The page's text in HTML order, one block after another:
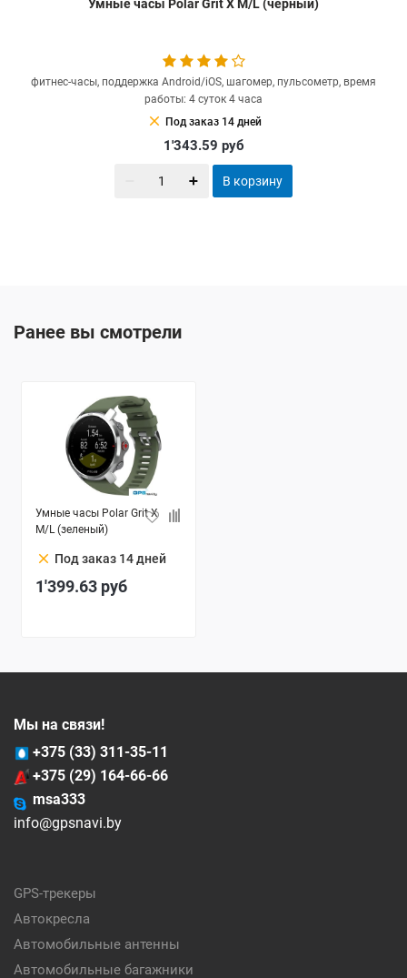
Умные часы Polar Grit X M/L (черный)
фитнес-часы, поддержка Android/iOS, шагомер, пульсометр, время
работы: 4 суток 4 часа
clear Под заказ 14 дней
1'343.59 руб
В корзину
Ранее вы смотрели
Умные часы Polar Grit X
M/L (зеленый)
clear Под заказ 14 дней
1'399.63 руб
Мы на связи!
+375 (33) 311-35-11
+375 (29) 164-66-66
msa333
info@gpsnavi.by
GPS-трекеры
Автокресла
Автомобильные антенны
Автомобильные багажники